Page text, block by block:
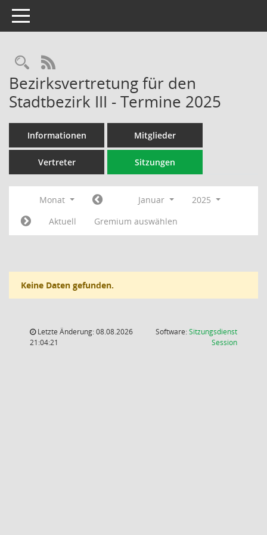
Toggle navigation
Rechercheauswahl
RSS-Feed
Bezirksvertretung für den
Stadtbezirk III - Termine 2025
Informationen Mitglieder
Vertreter Sitzungen
Monat Januar
2025
Aktuell
Gremium auswählen
Keine Daten gefunden.
Letzte Änderung: 08.08.2026
21:04:21
Software:Sitzungsdienst
Session(Wird in